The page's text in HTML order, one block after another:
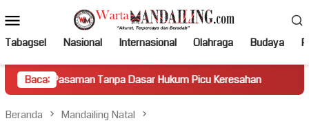
ke
kontenMobile
Tabagsel Nasional Internasional Olahraga Budaya
Baca:
Tanpa Dasar Hukum Picu Keresahan Truk Miring
Beranda Mandailing Natal